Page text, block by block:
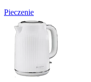
Pieczenie